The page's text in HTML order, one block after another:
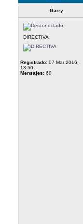
Garry
DIRECTIVA
Registrado: 07 Mar 2016,
13:50
Mensajes: 60